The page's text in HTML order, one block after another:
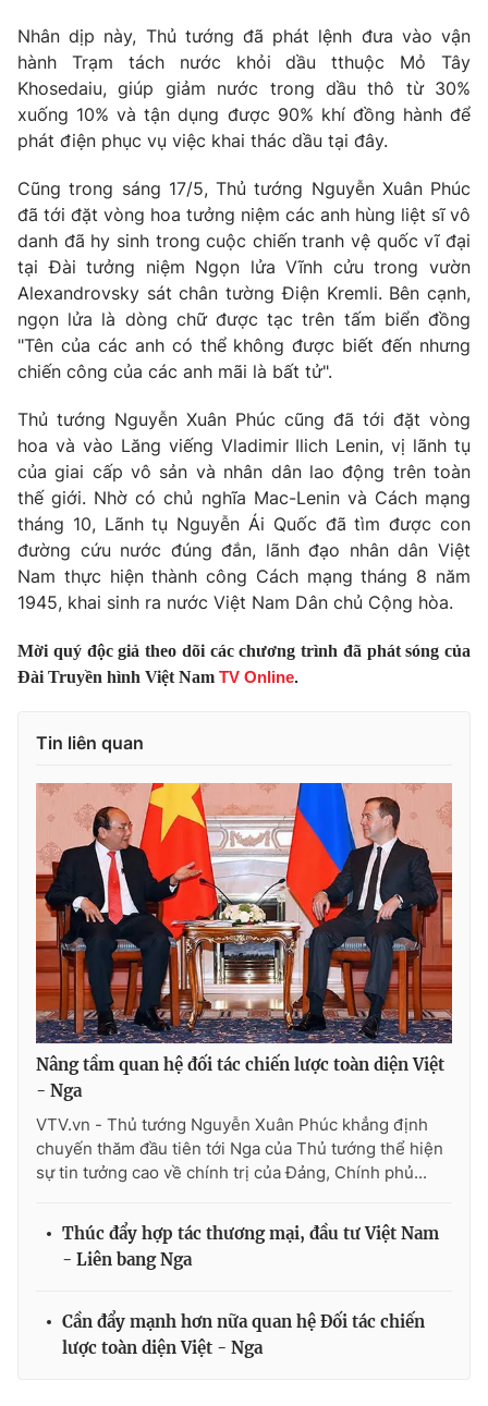
Tư vấn
Lịch phát sóng
Chuyên mục khác
Emagazine Podcast
Photo Infographic
Video Shorts video
VTV Money VTV Thể thao
VTV Sức khoẻ Bất động sản
Thị trường 24h Tấm lòng Việt
VTV4 Vươn mình bằng AI
VTV9 VTV8
THỜI BÁO VTV
Theo dõi báo trên
Cơ quan chủ quản:Đài Truyền hình Việt Nam
Cơ quan báo chí:
Thời báo VTV
Giấy phép hoạt động báo in và báo điện tử số 483/GP-BTTTT
cấp ngày 29/12/2023
Tổng Biên tập:Vũ Thanh Thủy
Phó Tổng Biên tập:Nguyễn Thị Mỹ Hạnh, Phạm Quốc Thắng,
Nguyễn Trọng Ninh
Ðiện thoại Thời báo VTV:024.66 897 897
Email:toasoan@vtv.vn
Nhân dịp này, Thủ tướng đã phát lệnh đưa vào vận
hành Trạm tách nước khỏi dầu tthuộc Mỏ Tây
Khosedaiu, giúp giảm nước trong dầu thô từ 30%
xuống 10% và tận dụng được 90% khí đồng hành để
phát điện phục vụ việc khai thác dầu tại đây.
Cũng trong sáng 17/5, Thủ tướng Nguyễn Xuân Phúc
đã tới đặt vòng hoa tưởng niệm các anh hùng liệt sĩ vô
danh đã hy sinh trong cuộc chiến tranh vệ quốc vĩ đại
tại Đài tưởng niệm Ngọn lửa Vĩnh cửu trong vườn
Alexandrovsky sát chân tường Điện Kremli. Bên cạnh,
ngọn lửa là dòng chữ được tạc trên tấm biển đồng
"Tên của các anh có thể không được biết đến nhưng
chiến công của các anh mãi là bất tử".
Thủ tướng Nguyễn Xuân Phúc cũng đã tới đặt vòng
hoa và vào Lăng viếng Vladimir Ilich Lenin, vị lãnh tụ
của giai cấp vô sản và nhân dân lao động trên toàn
thế giới. Nhờ có chủ nghĩa Mac-Lenin và Cách mạng
tháng 10, Lãnh tụ Nguyễn Ái Quốc đã tìm được con
đường cứu nước đúng đắn, lãnh đạo nhân dân Việt
Nam thực hiện thành công Cách mạng tháng 8 năm
1945, khai sinh ra nước Việt Nam Dân chủ Cộng hòa.
Mời quý độc giả theo dõi các chương trình đã phát sóng của
Đài Truyền hình Việt Nam TV Online.
Tin liên quan
Nâng tầm quan hệ đối tác chiến lược toàn diện Việt
- Nga
VTV.vn - Thủ tướng Nguyễn Xuân Phúc khẳng định
chuyến thăm đầu tiên tới Nga của Thủ tướng thể hiện
sự tin tưởng cao về chính trị của Đảng, Chính phủ...
Thúc đẩy hợp tác thương mại, đầu tư Việt Nam
- Liên bang Nga
Cần đẩy mạnh hơn nữa quan hệ Đối tác chiến
lược toàn diện Việt - Nga